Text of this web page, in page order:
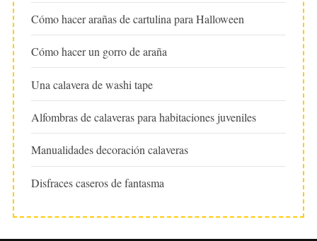
Cómo hacer arañas de cartulina para Halloween
Cómo hacer un gorro de araña
Una calavera de washi tape
Alfombras de calaveras para habitaciones juveniles
Manualidades decoración calaveras
Disfraces caseros de fantasma